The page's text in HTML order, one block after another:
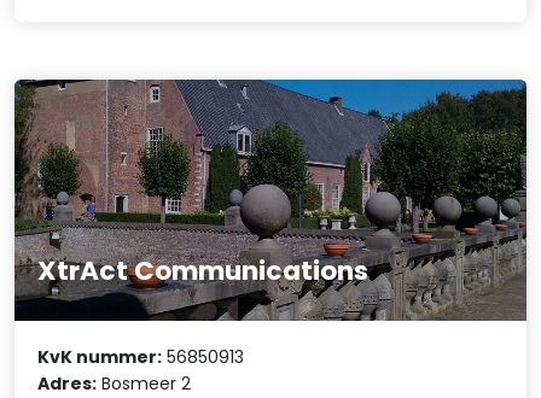
XtrAct Communications
KvK nummer: 56850913
Adres: Bosmeer 2